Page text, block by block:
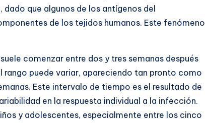
que algunos de los antígenos del
de los tejidos humanos. Este fenómeno
comenzar entre dos y tres semanas después
puede variar, apareciendo tan pronto como
Este intervalo de tiempo es el resultado de
en la respuesta individual a la infección.
y adolescentes, especialmente entre los cinco